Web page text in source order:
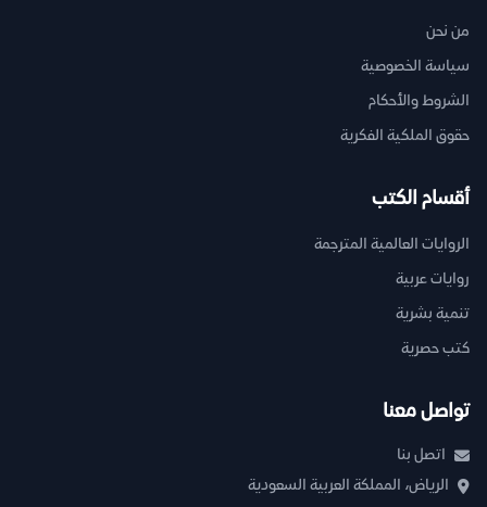
من نحن
سياسة الخصوصية
الشروط والأحكام
حقوق الملكية الفكرية
أقسام الكتب
الروايات العالمية المترجمة
روايات عربية
تنمية بشرية
كتب حصرية
تواصل معنا
اتصل بنا
الرياض، المملكة العربية السعودية